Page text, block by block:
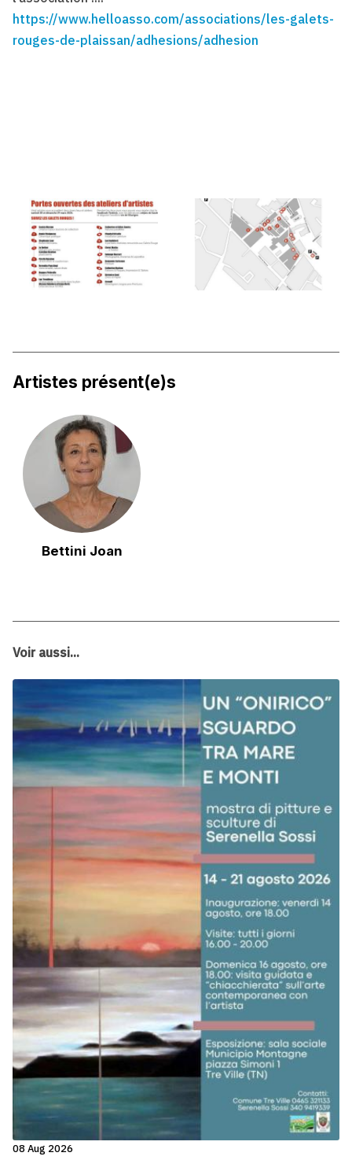
https://www.helloasso.com/associations/les-galets-
rouges-de-plaissan/adhesions/adhesion
Artistes présent(e)s
Bettini Joan
Voir aussi...
08 Aug 2026